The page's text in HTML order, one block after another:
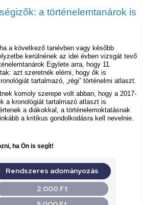
a történelemtanárok is
a következő tanévben vagy később
kerülnének az idei évben vizsgát tevő
Egylete arra, hogy 11.
azt szeretnék elérni, hogy ők is
tartalmazó, „régi” történelmi atlaszt.
komoly szerepe volt abban, hogy a 2017-
a kronológiát tartalmazó atlaszt is
a diákokkal, a történelemoktatásnak
a kritikus gondolkodásra kell nevelnie.
ha Ön is segít!